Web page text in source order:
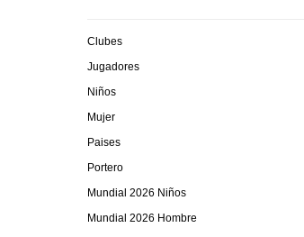
Clubes
Jugadores
Niños
Mujer
Paises
Portero
Mundial 2026 Niños
Mundial 2026 Hombre